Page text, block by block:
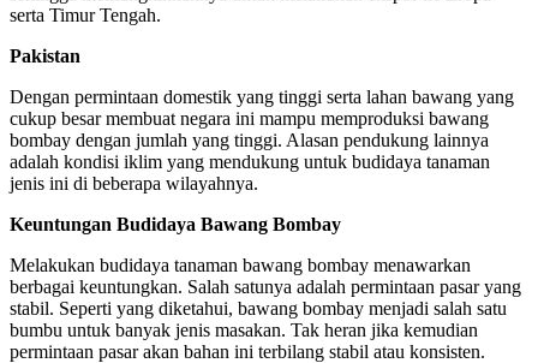
serta Timur Tengah.
Pakistan
Dengan permintaan domestik yang tinggi serta lahan bawang yang
cukup besar membuat negara ini mampu memproduksi bawang
bombay dengan jumlah yang tinggi. Alasan pendukung lainnya
adalah kondisi iklim yang mendukung untuk budidaya tanaman
jenis ini di beberapa wilayahnya.
Keuntungan Budidaya Bawang Bombay
Melakukan budidaya tanaman bawang bombay menawarkan
berbagai keuntungkan. Salah satunya adalah permintaan pasar yang
stabil. Seperti yang diketahui, bawang bombay menjadi salah satu
bumbu untuk banyak jenis masakan. Tak heran jika kemudian
permintaan pasar akan bahan ini terbilang stabil atau konsisten.